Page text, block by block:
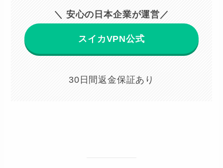
＼ 安心の日本企業が運営／
スイカVPN公式
30日間返金保証あり